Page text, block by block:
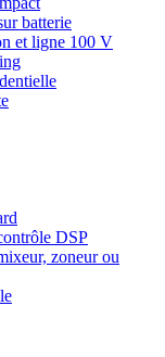
batterie
et ligne 100 V
DSP
zoneur ou